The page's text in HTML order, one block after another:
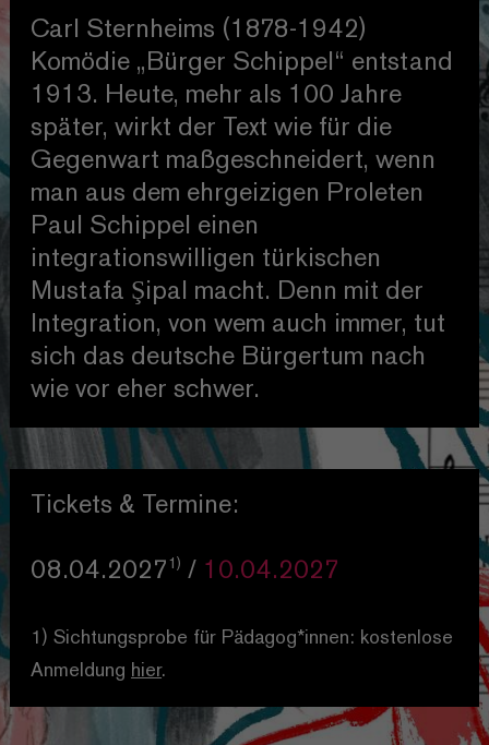
Carl Sternheims (1878-1942)
Komödie „Bürger Schippel“ entstand
1913. Heute, mehr als 100 Jahre
später, wirkt der Text wie für die
Gegenwart maßgeschneidert, wenn
man aus dem ehrgeizigen Proleten
Paul Schippel einen
integrationswilligen türkischen
Mustafa Şipal macht. Denn mit der
Integration, von wem auch immer, tut
sich das deutsche Bürgertum nach
wie vor eher schwer.
Tickets & Termine:
08.04.2027 1) / 10.04.2027
1) Sichtungsprobe für Pädagog*innen: kostenlose
Anmeldung hier.